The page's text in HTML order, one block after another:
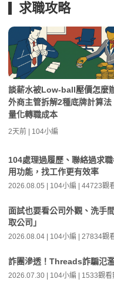
求職攻略
談薪水被Low-ball壓價怎麼
外商主管拆解2種底牌計算法
量化轉職成本
2天前 | 104小編
104處理過履歷、聯絡過求
用功能，找工作更有效率
2026.08.05 | 104小編 | 44723觀
面試也要看公司外觀、洗手
取公司」
2026.08.04 | 104小編 | 27834觀
詐團滲透！Threads詐騙氾
2026.07.30 | 104小編 | 1533觀看